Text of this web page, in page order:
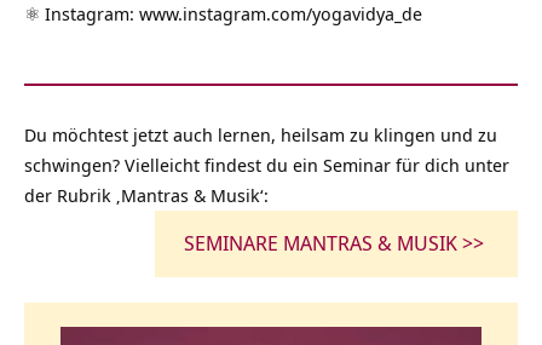
⚛️ Instagram: www.instagram.com/yogavidya_de
Du möchtest jetzt auch lernen, heilsam zu klingen und zu
schwingen? Vielleicht findest du ein Seminar für dich unter
der Rubrik ‚Mantras & Musik‘:
SEMINARE MANTRAS & MUSIK >>